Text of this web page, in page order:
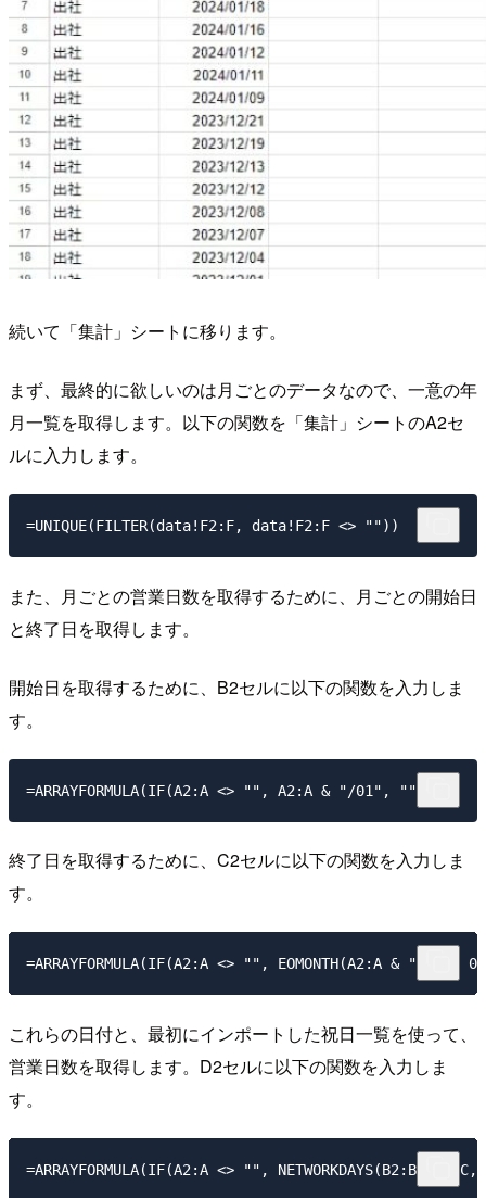
続いて「集計」シートに移ります。
まず、最終的に欲しいのは月ごとのデータなので、一意の年
月一覧を取得します。以下の関数を「集計」シートのA2セ
ルに入力します。
また、月ごとの営業日数を取得するために、月ごとの開始日
と終了日を取得します。
開始日を取得するために、B2セルに以下の関数を入力しま
す。
終了日を取得するために、C2セルに以下の関数を入力しま
す。
これらの日付と、最初にインポートした祝日一覧を使って、
営業日数を取得します。D2セルに以下の関数を入力しま
す。